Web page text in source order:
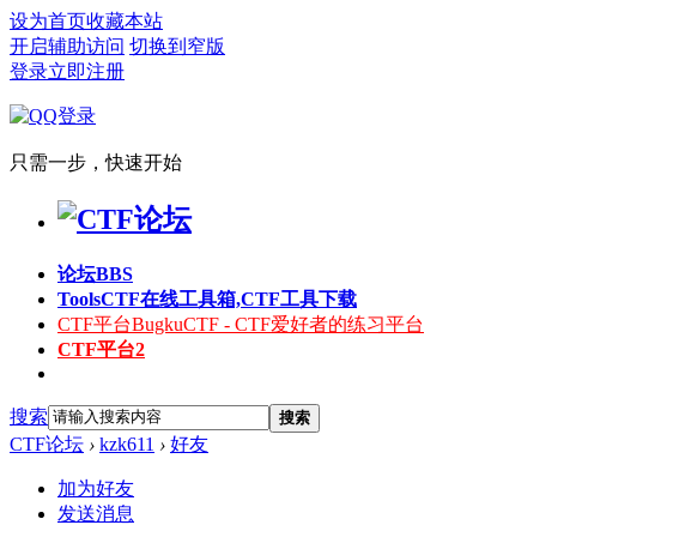
设为首页收藏本站
开启辅助访问 切换到窄版
登录立即注册
只需一步，快速开始
论坛BBS
ToolsCTF在线工具箱,CTF工具下载
CTF平台BugkuCTF - CTF爱好者的练习平台
CTF平台2
搜索 搜索
CTF论坛 › kzk611 › 好友
加为好友
发送消息